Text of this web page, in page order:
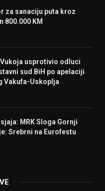
za sanaciju puta kroz
800.000 KM
usprotivio odluci
sud BiH po apelaciji
Vakufa-Uskoplja
MRK Sloga Gornji
Srebrni na Eurofestu